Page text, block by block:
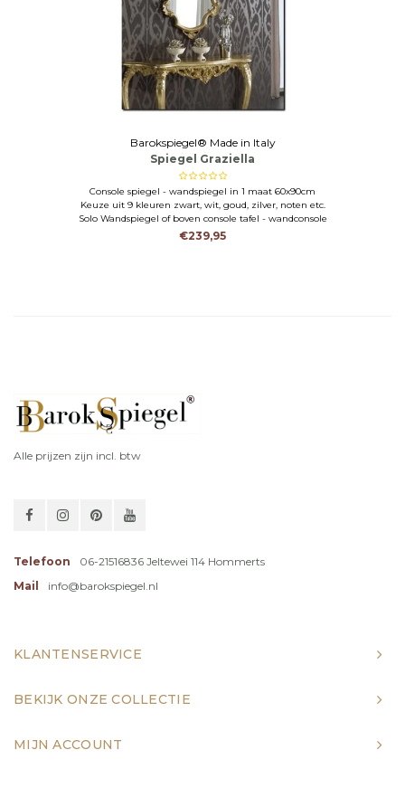
Barokspiegel® Made in Italy
Spiegel Graziella
Console spiegel - wandspiegel in 1 maat 60x90cm
Keuze uit 9 kleuren zwart, wit, goud, zilver, noten etc.
Solo Wandspiegel of boven console tafel - wandconsole
€239,95
Alle prijzen zijn incl. btw
Telefoon
06-21516836 Jeltewei 114 Hommerts
Mail
info@barokspiegel.nl
KLANTENSERVICE
BEKIJK ONZE COLLECTIE
MIJN ACCOUNT